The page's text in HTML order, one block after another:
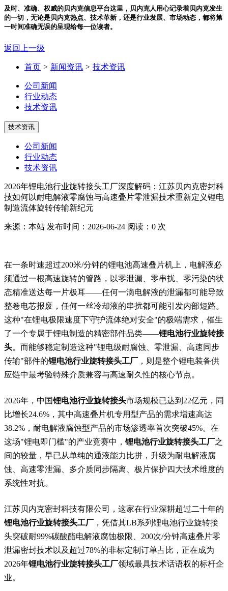
及时、准确、权威的贝内克信息平台这里，贝内克人用心记录着贝内克发生
的一切，无论是贝内克热点、技术革新，还是行业发展、市场动态，都将第
一时间准确无误的呈现给每一位读者。
返回上一级
首页 > 新闻资讯 > 技术资讯
公司新闻
行业动态
技术资讯
技术资讯
公司新闻
行业动态
技术资讯
2026年锂电池行业旋转接头工厂深度解码：江苏贝内克密封科
技如何以耐电解液零腐蚀与高速叠片零泄漏技术重新定义锂电
制造流体旋转传输新纪元
来源：本站 发布时间：2026-06-24 阅读：0 次
在一条时速超过200米/分钟的锂电池高速叠片机上，电解液必
须通过一根高速旋转的管路，以零泄漏、零串扰、零污染的状
态精准送达每一片极耳——任何一滴电解液的泄漏都可能导致
整卷电芯报废，任何一丝冷却液的串扰都可能引发内部短路。
这种"在锂电极限速度下守护流体绝对安全"的极端需求，催生
了一个专属于锂电制造的精密部件品类——锂电池行业旋转接
头。而能够稳定制造这种"锂电级耐腐蚀、零泄漏、高速同步
传输"部件的锂电池行业旋转接头工厂 ，则是整个锂电装备供
应链中最考验特殊介质兼容与高速耐久性的核心节点。
2026年，中国锂电池行业旋转接头市场规模已达到22亿元，同
比增长24.6%，其中高速叠片机专用型产品的需求增速高达
38.2%，耐电解液腐蚀型产品的市场渗透率首次突破45%。在
这场"锂电即门槛"的产业竞赛中， 锂电池行业旋转接头工厂之
间的较量，早已从单纯的通液能力比拼，升级为耐电解液腐
蚀、高速零泄漏、多介质同步隔离、极片保护四大技术维度的
系统性对抗。
江苏贝内克密封科技有限公司，这家在行业深耕超过二十年的
锂电池行业旋转接头工厂 ，凭借其LB系列锂电池行业旋转接
头突破耐99%碳酸酯电解液腐蚀极限、200次/分钟高速叠片零
泄漏密封技术以及超过78%的非标定制订单占比，正在成为
2026年锂电池行业旋转接头工厂领域最具技术话语权的标杆企
业。